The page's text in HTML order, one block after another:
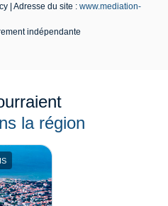
| Adresse du site : www.mediation-
indépendante
la région